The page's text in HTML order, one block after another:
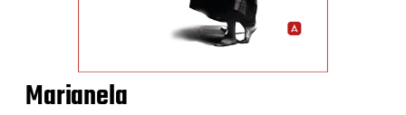
Marianela